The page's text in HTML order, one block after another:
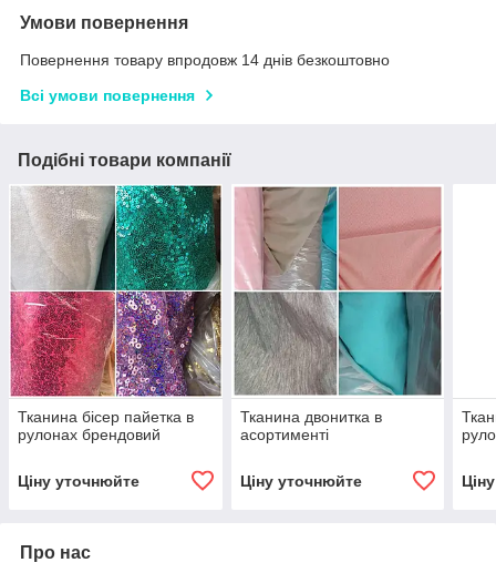
Умови повернення
Повернення товару впродовж 14 днів безкоштовно
Всі умови повернення
Подібні товари компанії
Тканина бісер пайетка в
рулонах брендовий
Ціну уточнюйте
Тканина двонитка в
асортименті
Ціну уточнюйте
Про нас